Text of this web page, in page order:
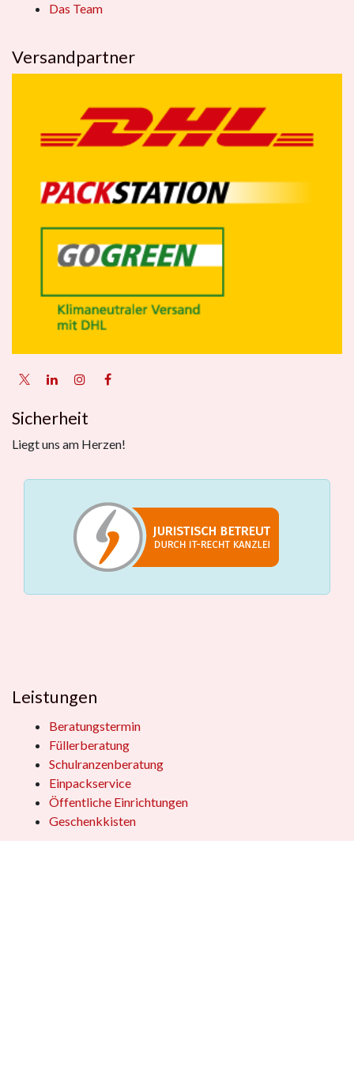
Das Team
Versandpartner
Sicherheit
Liegt uns am Herzen!
Leistungen
Beratungstermin
Füllerberatung
Schulranzenberatung
Einpackservice
Öffentliche Einrichtungen
Geschenkkisten